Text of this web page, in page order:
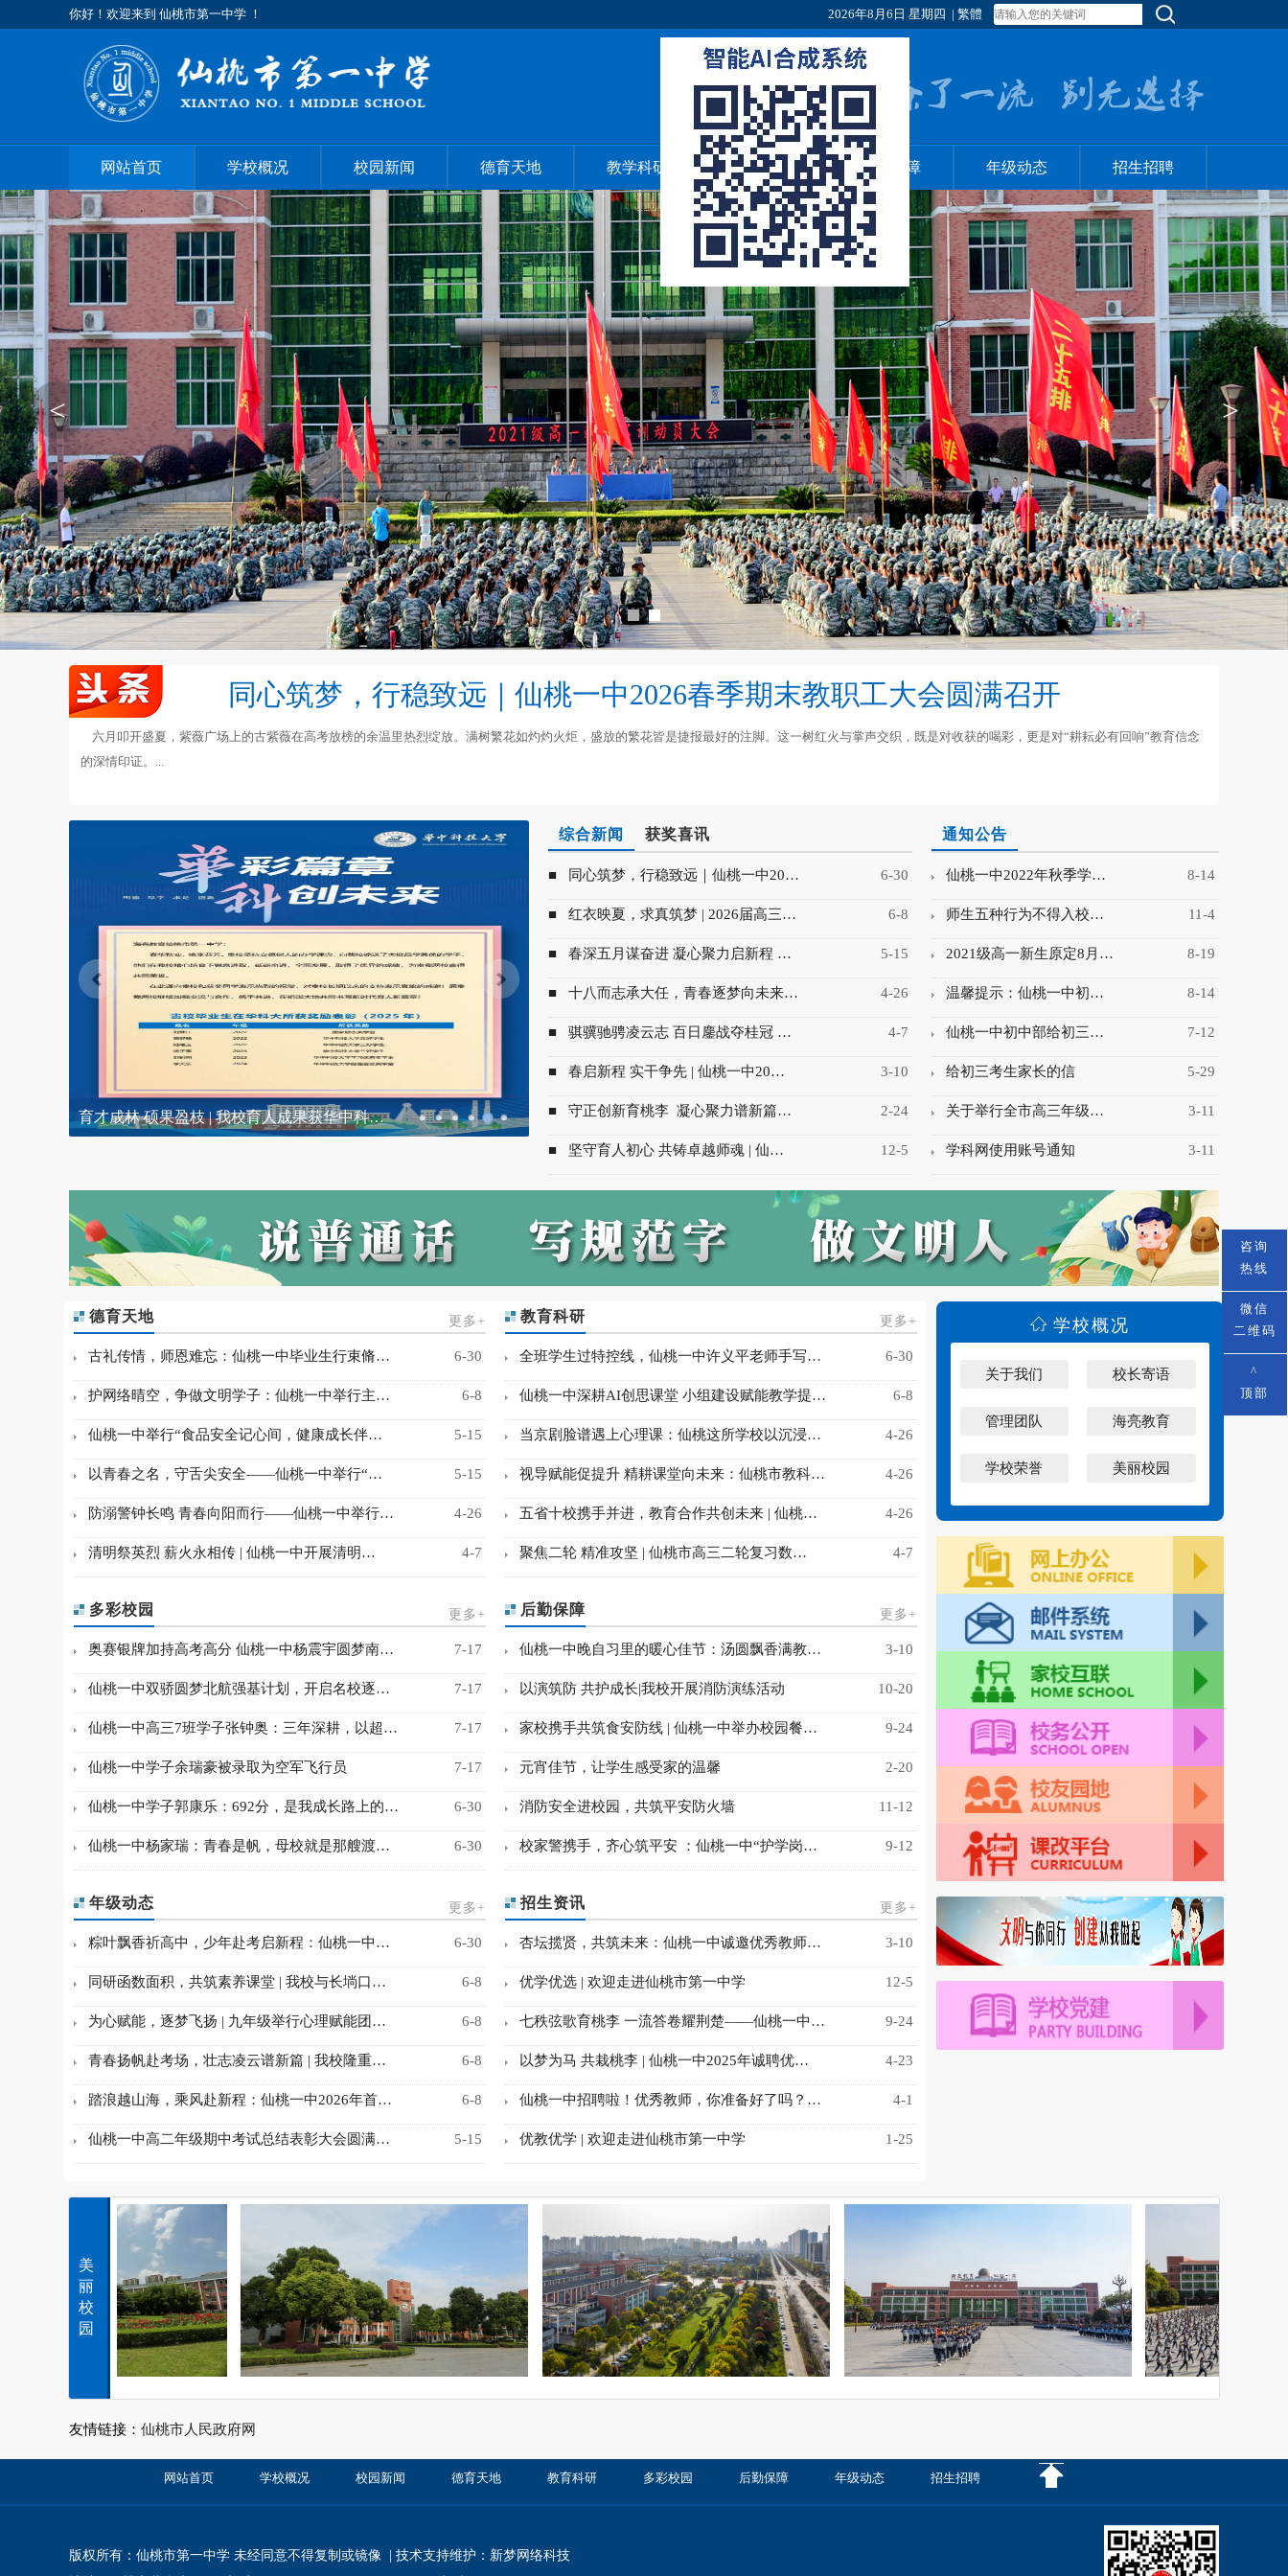
你好！欢迎来到 仙桃市第一中学 ！ 2026年8月6日 星期四 | 繁體
网站首页 学校概况 校园新闻 德育天地 教学科研 多彩校园 后勤保障 年级动态 招生招聘
>
<
同心筑梦，行稳致远｜仙桃一中2026春季期末教职工大会圆满召开
六月叩开盛夏，紫薇广场上的古紫薇在高考放榜的余温里热烈绽放。满树繁花如灼灼火炬，盛放的繁花皆是捷报最好的注脚。这一树红火与掌声交织，既是对收获的喝彩，更是对“耕耘必有回响”教育信念
的深情印证。...
喜报！我校周森鹏老师课例获评2025年“湖北…
综合新闻 获奖喜讯
■ 同心筑梦，行稳致远｜仙桃一中20… 6-30
■ 红衣映夏，求真筑梦 | 2026届高三… 6-8
■ 春深五月谋奋进 凝心聚力启新程 … 5-15
■ 十八而志承大任，青春逐梦向未来… 4-26
■ 骐骥驰骋凌云志 百日鏖战夺桂冠 … 4-7
■ 春启新程 实干争先 | 仙桃一中20… 3-10
■ 守正创新育桃李 凝心聚力谱新篇… 2-24
■ 坚守育人初心 共铸卓越师魂 | 仙… 12-5
通知公告
仙桃一中2022年秋季学… 8-14
师生五种行为不得入校… 11-4
2021级高一新生原定8月… 8-19
温馨提示：仙桃一中初… 8-14
仙桃一中初中部给初三… 7-12
给初三考生家长的信 5-29
关于举行全市高三年级… 3-11
学科网使用账号通知 3-11
德育天地 更多+
古礼传情，师恩难忘：仙桃一中毕业生行束脩… 6-30
护网络晴空，争做文明学子：仙桃一中举行主… 6-8
仙桃一中举行“食品安全记心间，健康成长伴… 5-15
以青春之名，守舌尖安全——仙桃一中举行“… 5-15
防溺警钟长鸣 青春向阳而行——仙桃一中举行… 4-26
清明祭英烈 薪火永相传 | 仙桃一中开展清明… 4-7
教育科研 更多+
全班学生过特控线，仙桃一中许义平老师手写… 6-30
仙桃一中深耕AI创思课堂 小组建设赋能教学提… 6-8
当京剧脸谱遇上心理课：仙桃这所学校以沉浸… 4-26
视导赋能促提升 精耕课堂向未来：仙桃市教科… 4-26
五省十校携手并进，教育合作共创未来 | 仙桃… 4-26
聚焦二轮 精准攻坚 | 仙桃市高三二轮复习数… 4-7
多彩校园 更多+
奥赛银牌加持高考高分 仙桃一中杨震宇圆梦南… 7-17
仙桃一中双骄圆梦北航强基计划，开启名校逐… 7-17
仙桃一中高三7班学子张钟奥：三年深耕，以超… 7-17
仙桃一中学子余瑞豪被录取为空军飞行员 7-17
仙桃一中学子郭康乐：692分，是我成长路上的… 6-30
仙桃一中杨家瑞：青春是帆，母校就是那艘渡… 6-30
后勤保障 更多+
仙桃一中晚自习里的暖心佳节：汤圆飘香满教… 3-10
以演筑防 共护成长|我校开展消防演练活动 10-20
家校携手共筑食安防线 | 仙桃一中举办校园餐… 9-24
元宵佳节，让学生感受家的温馨 2-20
消防安全进校园，共筑平安防火墙 11-12
校家警携手，齐心筑平安 ：仙桃一中“护学岗… 9-12
年级动态 更多+
粽叶飘香祈高中，少年赴考启新程：仙桃一中… 6-30
同研函数面积，共筑素养课堂 | 我校与长埫口… 6-8
为心赋能，逐梦飞扬 | 九年级举行心理赋能团… 6-8
青春扬帆赴考场，壮志凌云谱新篇 | 我校隆重… 6-8
踏浪越山海，乘风赴新程：仙桃一中2026年首… 6-8
仙桃一中高二年级期中考试总结表彰大会圆满… 5-15
招生资讯 更多+
杏坛揽贤，共筑未来：仙桃一中诚邀优秀教师… 3-10
优学优选 | 欢迎走进仙桃市第一中学 12-5
七秩弦歌育桃李 一流答卷耀荆楚——仙桃一中… 9-24
以梦为马 共栽桃李 | 仙桃一中2025年诚聘优… 4-23
仙桃一中招聘啦！优秀教师，你准备好了吗？… 4-1
优教优学 | 欢迎走进仙桃市第一中学 1-25
学校概况
关于我们 校长寄语
管理团队 海亮教育
学校荣誉 美丽校园
美
丽
校
园
友情链接： 仙桃市人民政府网
网站首页 学校概况 校园新闻 德育天地 教育科研 多彩校园 后勤保障 年级动态 招生招聘
版权所有： 仙桃市第一中学 未经同意不得复制或镜像 | 技术支持维护： 新梦网络科技
咨询
热线
微信
二维码
^
顶部